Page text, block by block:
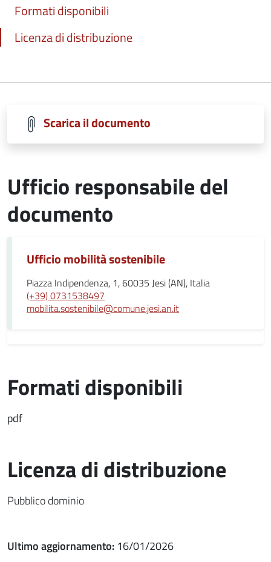
Formati disponibili
Licenza di distribuzione
Scarica il documento
Ufficio responsabile del
documento
Ufficio mobilità sostenibile
Piazza Indipendenza, 1, 60035 Jesi (AN), Italia
(+39) 0731538497
mobilita.sostenibile@comune.jesi.an.it
Formati disponibili
pdf
Licenza di distribuzione
Pubblico dominio
Ultimo aggiornamento: 16/01/2026